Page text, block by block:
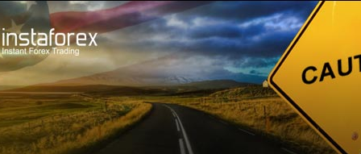
Трейдерам Форекс обзоры Обзоры